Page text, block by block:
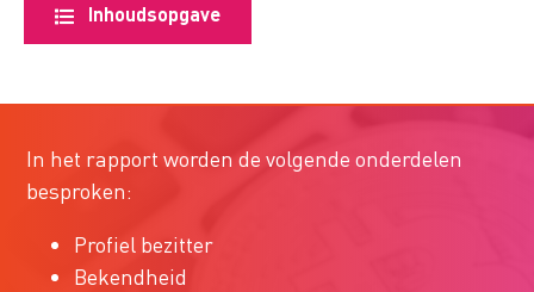
Inhoudsopgave
In het rapport worden de volgende onderdelen
besproken:
Profiel bezitter
Bekendheid